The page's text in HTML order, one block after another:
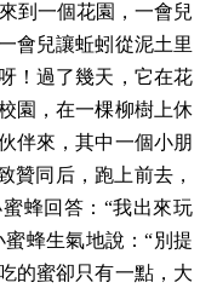
到一個花園，一會兒
會兒讓蚯蚓從泥土里
！過了幾天，它在花
園，在一棵柳樹上休
伴來，其中一個小朋
贊同后，跑上前去，
蜂回答：“我出來玩
蜂生氣地說：“別提
的蜜卻只有一點，大